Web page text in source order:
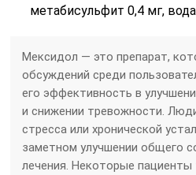
метабисульфит 0,4 мг,
Мексидол — это препарат,
обсуждений среди
его эффективность в
и снижении тревожности.
стресса или хронической
заметном улучшении общего
лечения. Некоторые пациенты